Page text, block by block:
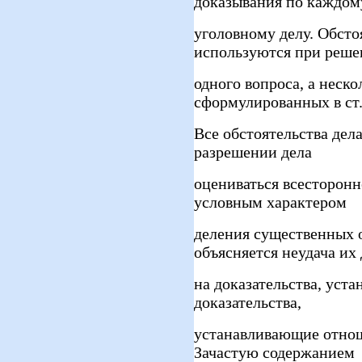
уголовному делу.
используются при
одного вопроса, а
сформулированных в
Все обстоятельства
разрешении дела
оцениваться
условным характером
деления существенных
объясняется неудача их
на доказательства,
доказательства,
устанавливающие
Зачастую содержанием